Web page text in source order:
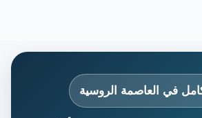
في العاصمة الروسية